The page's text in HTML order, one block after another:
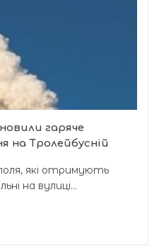
гаряче
на Тролейбусній
які отримують
на вулиці...